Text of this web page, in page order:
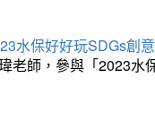
水保好好玩SDGs創
老師，參與「2023